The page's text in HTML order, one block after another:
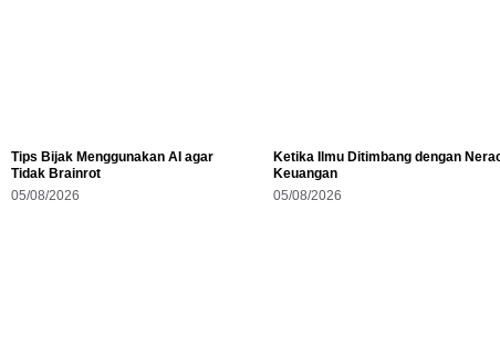
Tips Bijak Menggunakan AI agar
Tidak Brainrot
05/08/2026
Ketika Ilmu Ditimbang dengan
Keuangan
05/08/2026